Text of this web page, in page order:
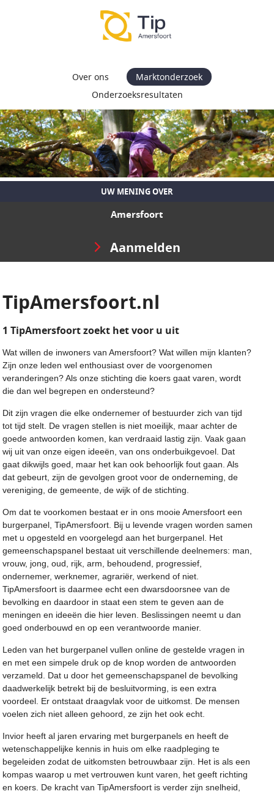
Over ons
Marktonderzoek
Onderzoeksresultaten
UW MENING OVER
Amersfoort
Aanmelden
TipAmersfoort.nl
1 TipAmersfoort zoekt het voor u uit
Wat willen de inwoners van Amersfoort? Wat willen mijn klanten?
Zijn onze leden wel enthousiast over de voorgenomen
veranderingen? Als onze stichting die koers gaat varen, wordt
die dan wel begrepen en ondersteund?
Dit zijn vragen die elke ondernemer of bestuurder zich van tijd
tot tijd stelt. De vragen stellen is niet moeilijk, maar achter de
goede antwoorden komen, kan verdraaid lastig zijn. Vaak gaan
wij uit van onze eigen ideeën, van ons onderbuikgevoel. Dat
gaat dikwijls goed, maar het kan ook behoorlijk fout gaan. Als
dat gebeurt, zijn de gevolgen groot voor de onderneming, de
vereniging, de gemeente, de wijk of de stichting.
Om dat te voorkomen bestaat er in ons mooie Amersfoort een
burgerpanel, TipAmersfoort. Bij u levende vragen worden samen
met u opgesteld en voorgelegd aan het burgerpanel. Het
gemeenschapspanel bestaat uit verschillende deelnemers: man,
vrouw, jong, oud, rijk, arm, behoudend, progressief,
ondernemer, werknemer, agrariër, werkend of niet.
TipAmersfoort is daarmee echt een dwarsdoorsnee van de
bevolking en daardoor in staat een stem te geven aan de
meningen en ideeën die hier leven. Beslissingen neemt u dan
goed onderbouwd en op een verantwoorde manier.
Leden van het burgerpanel vullen online de gestelde vragen in
en met een simpele druk op de knop worden de antwoorden
verzameld. Dat u door het gemeenschapspanel de bevolking
daadwerkelijk betrekt bij de besluitvorming, is een extra
voordeel. Er ontstaat draagvlak voor de uitkomst. De mensen
voelen zich niet alleen gehoord, ze zijn het ook echt.
Invior heeft al jaren ervaring met burgerpanels en heeft de
wetenschappelijke kennis in huis om elke raadpleging te
begeleiden zodat de uitkomsten betrouwbaar zijn. Het is als een
kompas waarop u met vertrouwen kunt varen, het geeft richting
en koers. De kracht van TipAmersfoort is verder zijn snelheid,